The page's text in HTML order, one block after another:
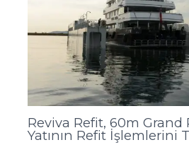
Reviva Refit, 60m Grand
Yatının Refit İşlemlerini